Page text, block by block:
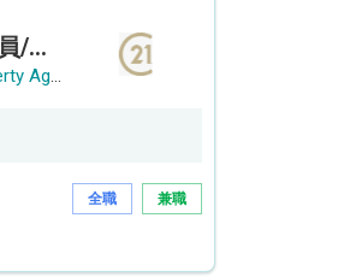
全職/兼職持牌營業員/持牌地產代理
Century 21 Splendid Property Agency
全職 兼職